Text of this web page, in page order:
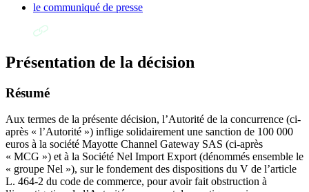
le communiqué de presse
Présentation de la décision
Résumé
Aux termes de la présente décision, l’Autorité de la concurrence (ci-
après « l’Autorité ») inflige solidairement une sanction de 100 000
euros à la société Mayotte Channel Gateway SAS (ci-après
« MCG ») et à la Société Nel Import Export (dénommés ensemble le
« groupe Nel »), sur le fondement des dispositions du V de l’article
L. 464-2 du code de commerce, pour avoir fait obstruction à